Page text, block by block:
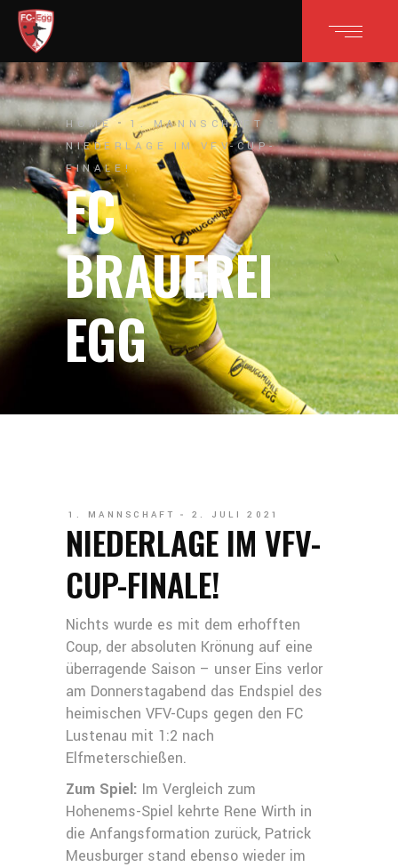
HOME
1. MANNSCHAFT
NIEDERLAGE IM VFV-CUP-
FINALE!
FC
BRAUEREI
EGG
1. MANNSCHAFT 2. JULI 2021
NIEDERLAGE IM VFV-
CUP-FINALE!
Nichts wurde es mit dem erhofften
Coup, der absoluten Krönung auf eine
überragende Saison – unser Eins verlor
am Donnerstagabend das Endspiel des
heimischen VFV-Cups gegen den FC
Lustenau mit 1:2 nach
Elfmeterschießen.
Zum Spiel: Im Vergleich zum
Hohenems-Spiel kehrte Rene Wirth in
die Anfangsformation zurück, Patrick
Meusburger stand ebenso wieder im